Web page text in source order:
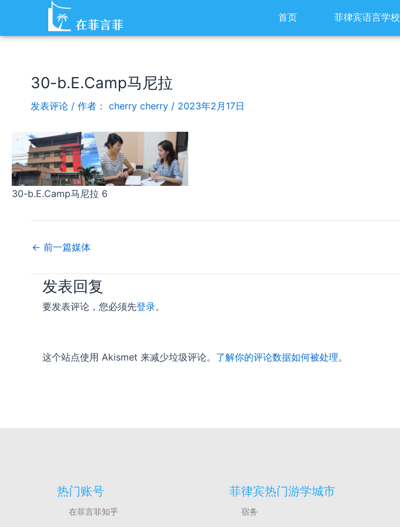
内
首页 菲律宾语言学校
30-b.E.Camp马尼拉
发表评论 / 作者： cherry cherry / 2023年2月17日
30-b.E.Camp马尼拉 6
Post
navigation
← 前一篇媒体
发表回复
要发表评论，您必须先登录。
这个站点使用 Akismet 来减少垃圾评论。 了解你的评论数据如何被处理。
热门账号
在菲言菲知乎
菲律宾热门游学城市
宿务